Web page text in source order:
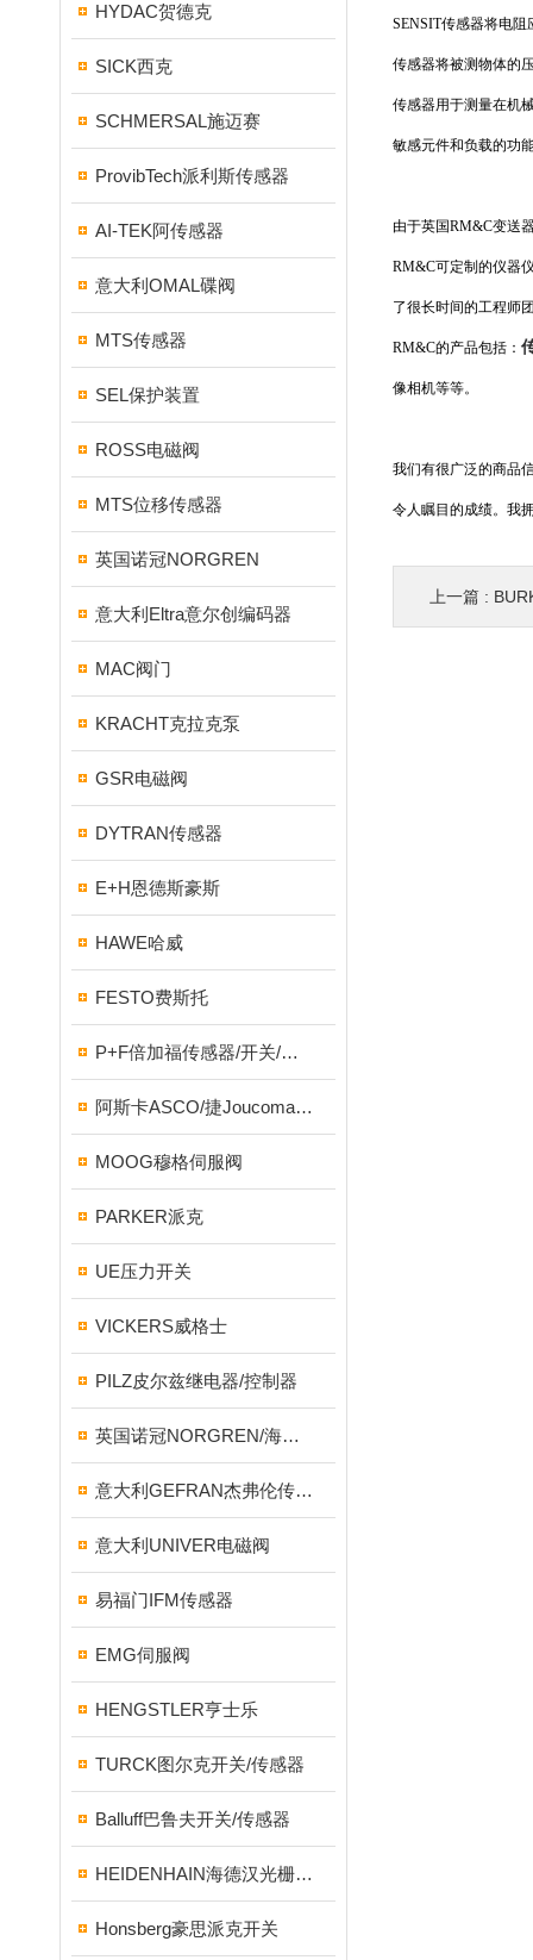
HYDAC贺德克
SICK西克
SCHMERSAL施迈赛
ProvibTech派利斯传感器
AI-TEK阿传感器
意大利OMAL碟阀
MTS传感器
SEL保护装置
ROSS电磁阀
MTS位移传感器
英国诺冠NORGREN
意大利Eltra意尔创编码器
MAC阀门
KRACHT克拉克泵
GSR电磁阀
DYTRAN传感器
E+H恩德斯豪斯
HAWE哈威
FESTO费斯托
P+F倍加福传感器/开关/编码器
阿斯卡ASCO/捷Joucomatic/NUMATICS纽曼蒂克
MOOG穆格伺服阀
PARKER派克
UE压力开关
VICKERS威格士
PILZ皮尔兹继电器/控制器
英国诺冠NORGREN/海隆HERION/宝硕BUSCHJOST
意大利GEFRAN杰弗伦传感器
意大利UNIVER电磁阀
易福门IFM传感器
EMG伺服阀
HENGSTLER亨士乐
TURCK图尔克开关/传感器
Balluff巴鲁夫开关/传感器
HEIDENHAIN海德汉光栅尺/编码器
Honsberg豪思派克开关
SENSIT传感器将电
传感器将被测物体的
传感器用于测量在机
敏感元件和负载的功
由于英国RM&C变送
RM&C可定制的仪器
了很长时间的工程师
RM&C的产品包括：
像相机等等。
我们有很广泛的商品
令人瞩目的成绩。我
上一篇 :